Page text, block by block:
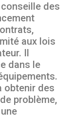
des
aux lois
Il
dans le
obtenir des
problème,